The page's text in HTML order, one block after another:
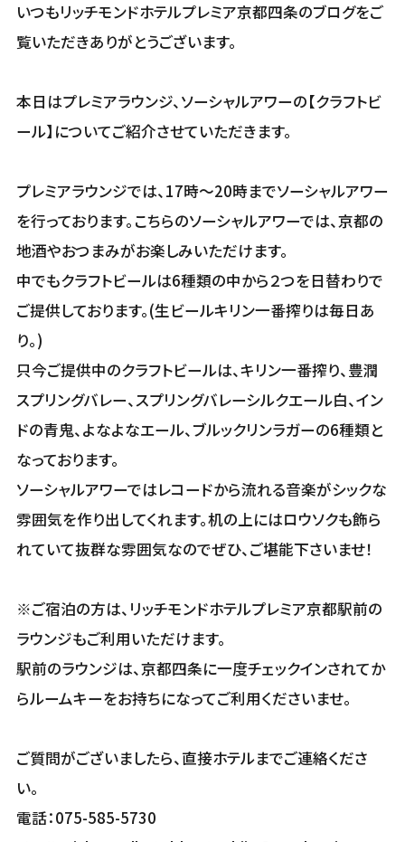
いつもリッチモンドホテルプレミア京都四条のブログをご
覧いただきありがとうございます。
本日はプレミアラウンジ、ソーシャルアワーの【クラフトビ
ール】についてご紹介させていただきます。
プレミアラウンジでは、17時～20時までソーシャルアワー
を行っております。こちらのソーシャルアワーでは、京都の
地酒やおつまみがお楽しみいただけます。
中でもクラフトビールは6種類の中から２つを日替わりで
ご提供しております。(生ビールキリン一番搾りは毎日あ
り。)
只今ご提供中のクラフトビールは、キリン一番搾り、豊潤
スプリングバレー、スプリングバレーシルクエール白、イン
ドの青鬼、よなよなエール、ブルックリンラガーの6種類と
なっております。
ソーシャルアワーではレコードから流れる音楽がシックな
雰囲気を作り出してくれます。机の上にはロウソクも飾ら
れていて抜群な雰囲気なのでぜひ、ご堪能下さいませ！
※ご宿泊の方は、リッチモンドホテルプレミア京都駅前の
ラウンジもご利用いただけます。
駅前のラウンジは、京都四条に一度チェックインされてか
らルームキーをお持ちになってご利用くださいませ。
ご質問がございましたら、直接ホテルまでご連絡くださ
い。
電話：075-585-5730